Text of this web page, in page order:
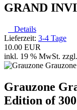
GRAND
Details
Lieferzeit: 3-4 Tage
10.00 EUR
inkl. 19 % MwSt. zzgl.
Grauzone
Edition of 300